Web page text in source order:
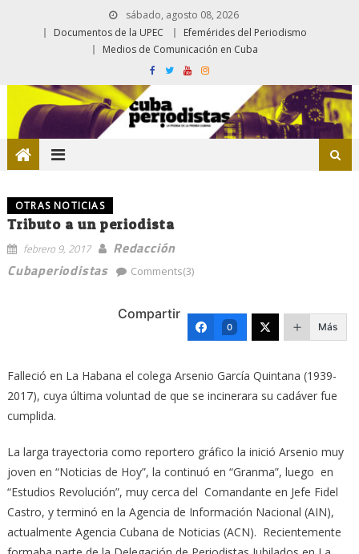
sábado, agosto 08, 2026
Documentos de la UPEC
Efemérides del Periodismo
Medios de Comunicación en Cuba
OTRAS NOTICIAS
Tributo a un periodista
febrero 9, 2017
Redacción
Cubaperiodistas
Comments(3)
Compartir
0 Más
Falleció en La Habana el colega Arsenio García Quintana (1939-
2017), cuya última voluntad de que se incinerara su cadáver fue
cumplida.
La larga trayectoria como reportero gráfico la inició Arsenio muy
joven en “Noticias de Hoy”, la continuó en “Granma”, luego en
“Estudios Revolución”, muy cerca del Comandante en Jefe Fidel
Castro, y terminó en la Agencia de Información Nacional (AIN),
actualmente Agencia Cubana de Noticias (ACN). Recientemente